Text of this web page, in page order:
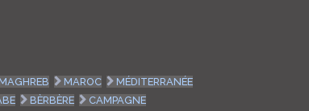
MAROC
MÉDITERRANÉE
BÈRBÈRE
CAMPAGNE